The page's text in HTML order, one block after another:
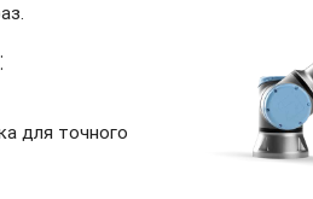
для точного